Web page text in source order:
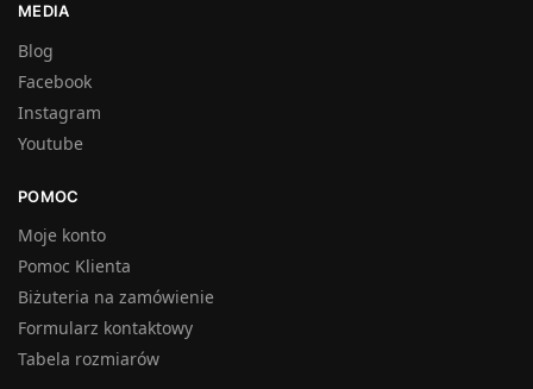
MEDIA
Blog
Facebook
Instagram
Youtube
POMOC
Moje konto
Pomoc Klienta
Biżuteria na zamówienie
Formularz kontaktowy
Tabela rozmiarów